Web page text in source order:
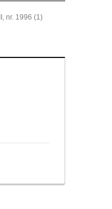
nr. 1996 (1)